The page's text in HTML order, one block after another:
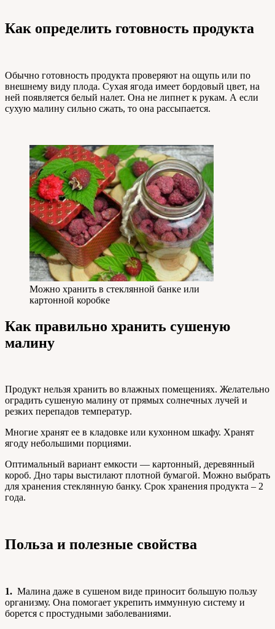
Как определить готовность продукта
Обычно готовность продукта проверяют на ощупь или по
внешнему виду плода. Сухая ягода имеет бордовый цвет, на
ней появляется белый налет. Она не липнет к рукам. А если
сухую малину сильно сжать, то она рассыпается.
Можно хранить в стеклянной банке или
картонной коробке
Как правильно хранить сушеную
малину
Продукт нельзя хранить во влажных помещениях. Желательно
оградить сушеную малину от прямых солнечных лучей и
резких перепадов температур.
Многие хранят ее в кладовке или кухонном шкафу. Хранят
ягоду небольшими порциями.
Оптимальный вариант емкости — картонный, деревянный
короб. Дно тары выстилают плотной бумагой. Можно выбрать
для хранения стеклянную банку. Срок хранения продукта – 2
года.
Польза и полезные свойства
1. Малина даже в сушеном виде приносит большую пользу
организму. Она помогает укрепить иммунную систему и
борется с простудными заболеваниями.